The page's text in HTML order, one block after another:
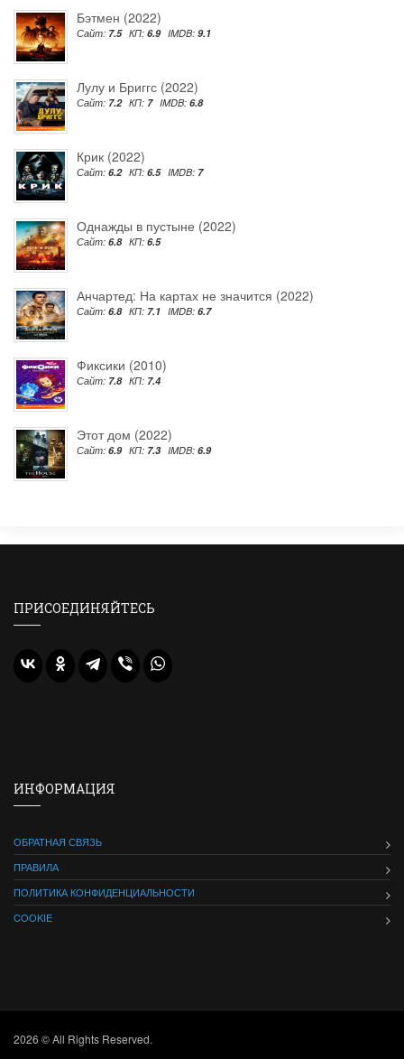
Бэтмен (2022)
Сайт: 7.5 КП: 6.9 IMDB: 9.1
Лулу и Бриггс (2022)
Сайт: 7.2 КП: 7 IMDB: 6.8
Крик (2022)
Сайт: 6.2 КП: 6.5 IMDB: 7
Однажды в пустыне (2022)
Сайт: 6.8 КП: 6.5
Анчартед: На картах не значится (2022)
Сайт: 6.8 КП: 7.1 IMDB: 6.7
Фиксики (2010)
Сайт: 7.8 КП: 7.4
Этот дом (2022)
Сайт: 6.9 КП: 7.3 IMDB: 6.9
ПРИСОЕДИНЯЙТЕСЬ
ИНФОРМАЦИЯ
ОБРАТНАЯ СВЯЗЬ
ПРАВИЛА
ПОЛИТИКА КОНФИДЕНЦИАЛЬНОСТИ
COOKIE
2026 © All Rights Reserved.